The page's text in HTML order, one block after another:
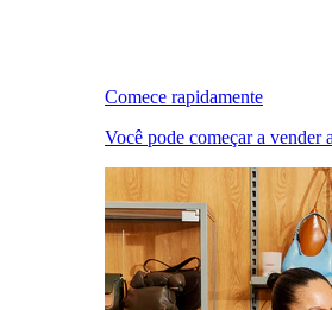
Comece rapidamente
Você pode começar a vender